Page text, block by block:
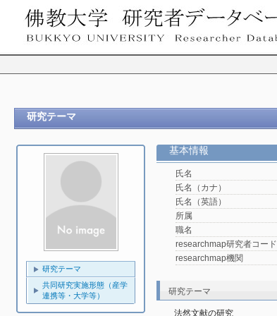
研究テーマ
研究テーマ
共同研究実施形態（産学
連携等・大学等）
基本情報
氏名
氏名（カナ）
氏名（英語）
所属
職名
researchmap研究者コード
researchmap機関
研究テーマ
法然文献の研究